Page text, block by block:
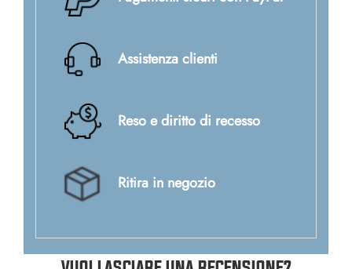
Assistenza clienti
Reso e diritto di recesso
Ritira in negozio